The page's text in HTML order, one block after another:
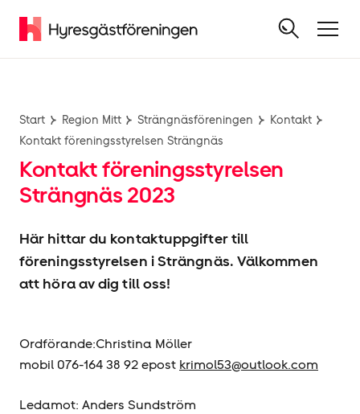
Start Region Mitt Strängnäsföreningen
Kontakt
Kontakt föreningsstyrelsen Strängnäs
Kontakt föreningsstyrelsen
Strängnäs 2023
Här hittar du kontaktuppgifter till
föreningsstyrelsen i Strängnäs. Välkommen
att höra av dig till oss!
Ordförande:Christina Möller
mobil 076-164 38 92 epost krimol53@outlook.com
Ledamot: Anders Sundström